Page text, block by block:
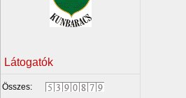
Látogatók
Összes: